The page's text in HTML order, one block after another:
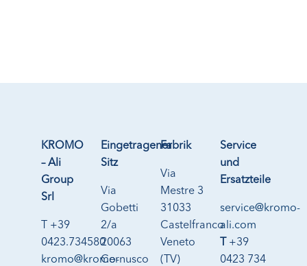
KROMO
– Ali
Group
Srl
T +39
0423.734580
kromo@kromo-
Eingetragener
Sitz
Via
Gobetti
2/a
20063
Cernusco
Fabrik
Via
Mestre 3
31033
Castelfranco
Veneto
(TV)
Service
und
Ersatzteile
service@kromo-
ali.com
+39
0423 734